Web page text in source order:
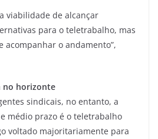
viabilidade de alcançar
para o teletrabalho, mas
acompanhar o andamento”,
no horizonte
sindicais, no entanto, a
médio prazo é o teletrabalho
voltado majoritariamente para